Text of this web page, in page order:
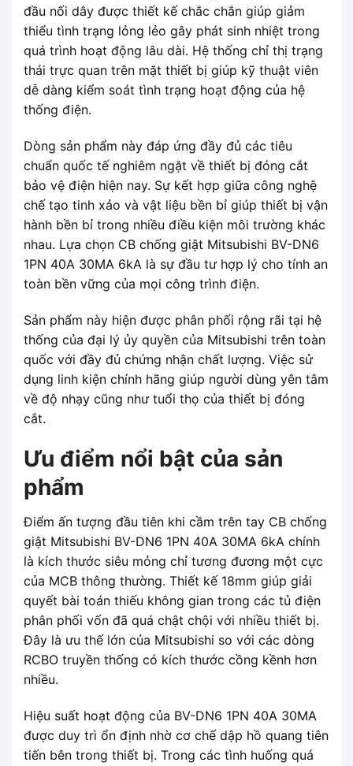
đầu nối dây được thiết kế chắc chắn giúp giảm
thiểu tình trạng lỏng lẻo gây phát sinh nhiệt trong
quá trình hoạt động lâu dài. Hệ thống chỉ thị trạng
thái trực quan trên mặt thiết bị giúp kỹ thuật viên
dễ dàng kiểm soát tình trạng hoạt động của hệ
thống điện.
Dòng sản phẩm này đáp ứng đầy đủ các tiêu
chuẩn quốc tế nghiêm ngặt về thiết bị đóng cắt
bảo vệ điện hiện nay. Sự kết hợp giữa công nghệ
chế tạo tinh xảo và vật liệu bền bỉ giúp thiết bị vận
hành bền bỉ trong nhiều điều kiện môi trường khác
nhau. Lựa chọn CB chống giật Mitsubishi BV-DN6
1PN 40A 30MA 6kA là sự đầu tư hợp lý cho tính an
toàn bền vững của mọi công trình điện.
Sản phẩm này hiện được phân phối rộng rãi tại hệ
thống của đại lý ủy quyền của Mitsubishi trên toàn
quốc với đầy đủ chứng nhận chất lượng. Việc sử
dụng linh kiện chính hãng giúp người dùng yên tâm
về độ nhạy cũng như tuổi thọ của thiết bị đóng
cắt.
Ưu điểm nổi bật của sản
phẩm
Điểm ấn tượng đầu tiên khi cầm trên tay CB chống
giật Mitsubishi BV-DN6 1PN 40A 30MA 6kA chính
là kích thước siêu mỏng chỉ tương đương một cực
của MCB thông thường. Thiết kế 18mm giúp giải
quyết bài toán thiếu không gian trong các tủ điện
phân phối vốn đã quá chật chội với nhiều thiết bị.
Đây là ưu thế lớn của Mitsubishi so với các dòng
RCBO truyền thống có kích thước cồng kềnh hơn
nhiều.
Hiệu suất hoạt động của BV-DN6 1PN 40A 30MA
được duy trì ổn định nhờ cơ chế dập hồ quang tiên
tiến bên trong thiết bị. Trong các tình huống quá